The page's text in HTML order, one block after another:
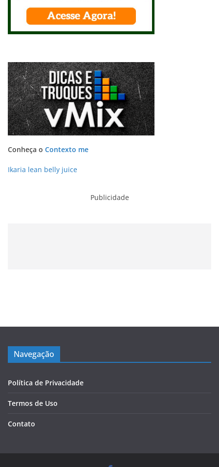
Conheça o Contexto me
Ikaria lean belly juice
Publicidade
Navegação
Política de Privacidade
Termos de Uso
Contato